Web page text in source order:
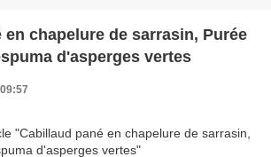
en chapelure de sarrasin, Purée
d'asperges vertes